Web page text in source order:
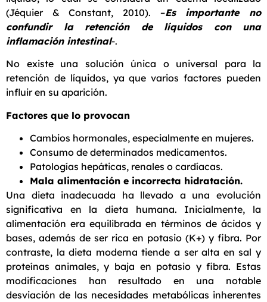
(Jéquier & Constant, 2010). –Es importante no
confundir la retención de líquidos con una
inflamación intestinal-.
No existe una solución única o universal para la
retención de líquidos, ya que varios factores pueden
influir en su aparición.
Factores que lo provocan
Cambios hormonales, especialmente en mujeres.
Consumo de determinados medicamentos.
Patologías hepáticas, renales o cardíacas.
Mala alimentación e incorrecta hidratación.
Una dieta inadecuada ha llevado a una evolución
significativa en la dieta humana. Inicialmente, la
alimentación era equilibrada en términos de ácidos y
bases, además de ser rica en potasio (K+) y fibra. Por
contraste, la dieta moderna tiende a ser alta en sal y
proteínas animales, y baja en potasio y fibra. Estas
modificaciones han resultado en una notable
desviación de las necesidades metabólicas inherentes